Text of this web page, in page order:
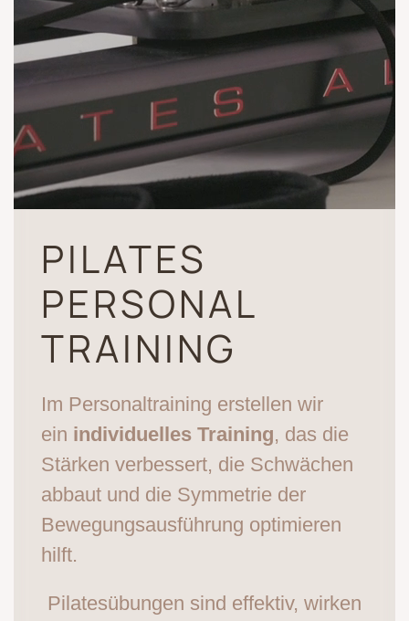
PILATES
PERSONAL
TRAINING
Im Personaltraining erstellen wir
ein individuelles Training, das die
Stärken verbessert, die Schwächen
abbaut und die Symmetrie der
Bewegungsausführung optimieren
hilft.
Pilatesübungen sind effektiv, wirken